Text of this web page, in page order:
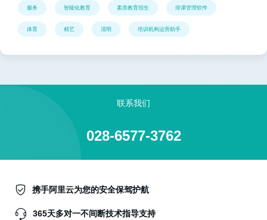
服务 智能化教育 素质教育招生 排课管理软件
体育 精艺 清明 培训机构运营助手
联系我们
028-6577-3762
携手阿里云为您的安全保驾护航
365天多对一不间断技术指导支持